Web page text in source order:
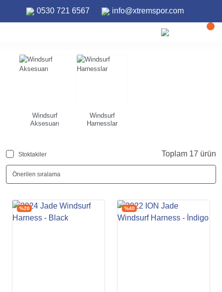
0530 721 6567 info@xtremspor.com
Windsurf
Windsurf
Aksesuarı
Windsurf
Harnesslar
Stoktakiler Toplam 17 ürün
%20 %40